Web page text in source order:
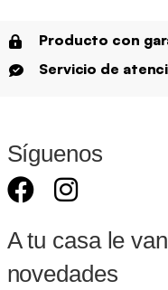
Producto con
Servicio de
Síguenos
A tu casa le
novedades